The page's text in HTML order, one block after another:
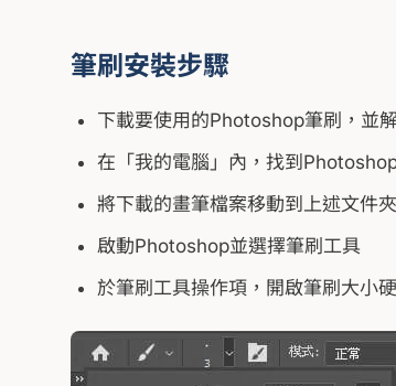
筆刷安裝步驟
下載要使用的Photoshop筆刷，並
在「我的電腦」內，找到
將下載的畫筆檔案移動到上述文件夾
啟動Photoshop並選擇筆刷工具
於筆刷工具操作項，開啟筆刷大小